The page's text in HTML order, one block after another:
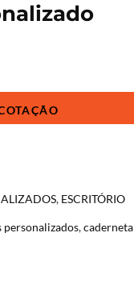
, ESCRITÓRIO
personalizados,caderneta